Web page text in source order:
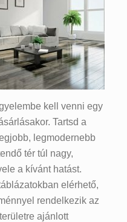
kell venni egy
Tartsd a
legmodernebb
tér túl nagy,
a kívánt hatást.
elérhető,
rendelkezik az
ajánlott